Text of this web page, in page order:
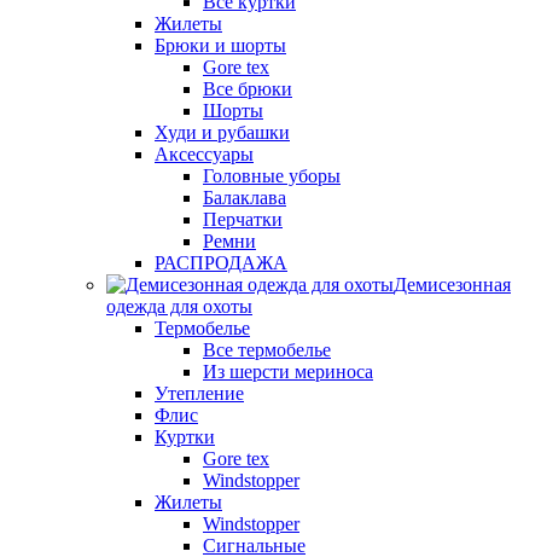
Жилеты
Брюки и шорты
Gore tex
Все брюки
Шорты
Худи и рубашки
Аксессуары
Головные уборы
Балаклава
Перчатки
Ремни
РАСПРОДАЖА
Демисезонная
одежда для охоты
Термобелье
Все термобелье
Из шерсти мериноса
Утепление
Флис
Куртки
Gore tex
Windstopper
Жилеты
Windstopper
Сигнальные